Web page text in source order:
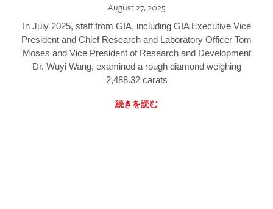
August 27, 2025
In July 2025, staff from GIA, including GIA Executive Vice
President and Chief Research and Laboratory Officer Tom
Moses and Vice President of Research and Development
Dr. Wuyi Wang, examined a rough diamond weighing
2,488.32 carats
続きを読む